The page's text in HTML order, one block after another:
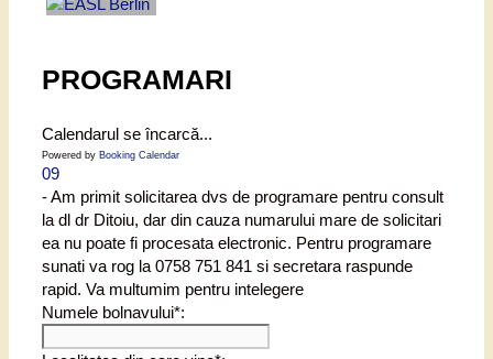
PROGRAMARI
Calendarul se încarcă...
Powered by Booking Calendar
09
- Am primit solicitarea dvs de programare pentru consult
la dl dr Ditoiu, dar din cauza numarului mare de solicitari
ea nu poate fi procesata electronic. Pentru programare
sunati va rog la 0758 751 841 si secretara raspunde
rapid. Va multumim pentru intelegere
Numele bolnavului*: